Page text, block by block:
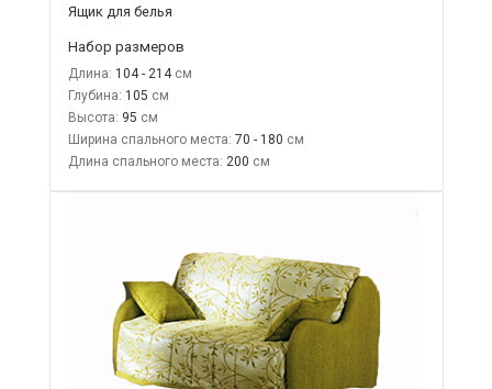
Ящик для белья
Набор размеров
Длина: 104 - 214
Глубина: 105
Высота: 95
Ширина спального места: 70 - 180
Длина спального места: 200